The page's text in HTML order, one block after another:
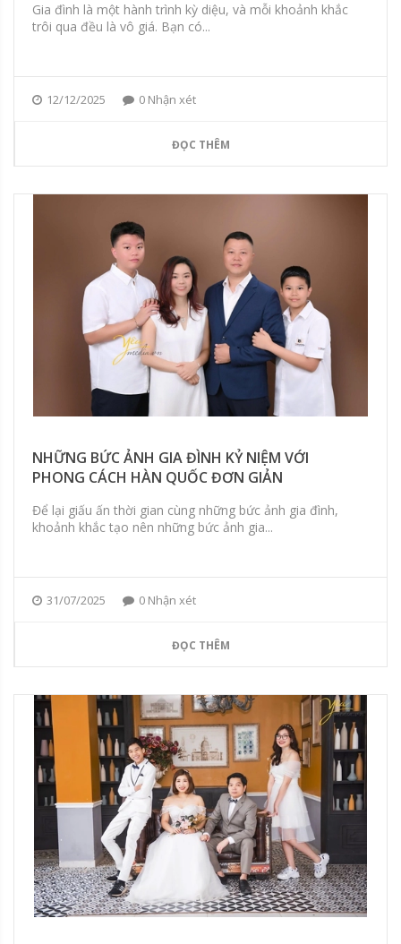
Gia đình là một hành trình kỳ diệu, và mỗi khoảnh khắc
trôi qua đều là vô giá. Bạn có...
12/12/2025 0 Nhận xét
ĐỌC THÊM
NHỮNG BỨC ẢNH GIA ĐÌNH KỶ NIỆM VỚI
PHONG CÁCH HÀN QUỐC ĐƠN GIẢN
Để lại giấu ấn thời gian cùng những bức ảnh gia đình,
khoảnh khắc tạo nên những bức ảnh gia...
31/07/2025 0 Nhận xét
ĐỌC THÊM